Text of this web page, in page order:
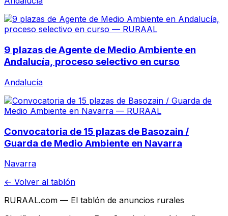
9 plazas de Agente de Medio Ambiente en
Andalucía, proceso selectivo en curso
Andalucía
Convocatoria de 15 plazas de Basozain /
Guarda de Medio Ambiente en Navarra
Navarra
← Volver al tablón
RURAAL.com — El tablón de anuncios rurales